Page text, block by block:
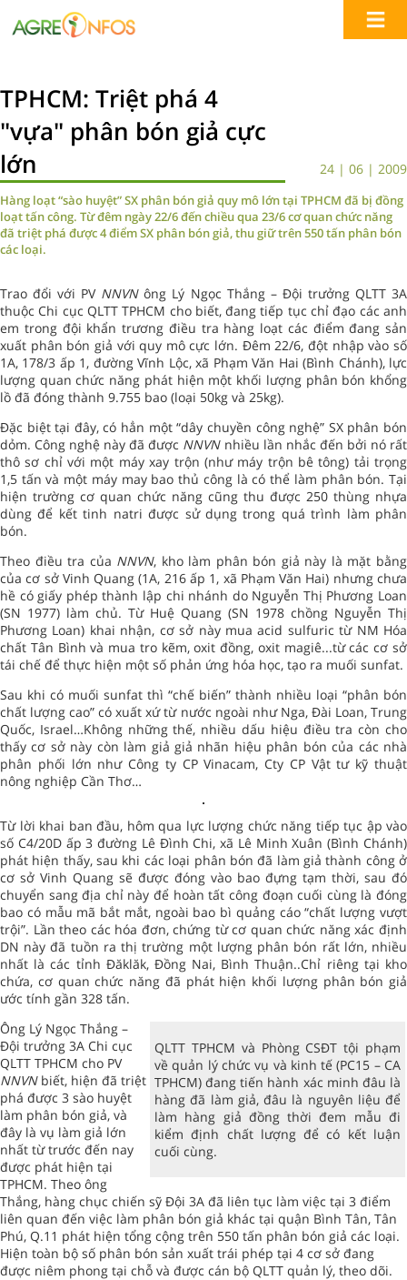
TPHCM: Triệt phá 4
"vựa" phân bón giả cực
lớn
24 | 06 | 2009
Hàng loạt “sào huyệt” SX phân bón giả quy mô lớn tại TPHCM đã bị đồng
loạt tấn công. Từ đêm ngày 22/6 đến chiều qua 23/6 cơ quan chức năng
đã triệt phá được 4 điểm SX phân bón giả, thu giữ trên 550 tấn phân bón
các loại.
Trao đổi với PV NNVNông Lý Ngọc Thắng – Đội trưởng QLTT 3A
thuộc Chi cục QLTT TPHCM cho biết, đang tiếp tục chỉ đạo các anh
em trong đội khẩn trương điều tra hàng loạt các điểm đang sản
xuất phân bón giả với quy mô cực lớn. Đêm 22/6, đột nhập vào số
1A, 178/3 ấp 1, đường Vĩnh Lộc, xã Phạm Văn Hai (Bình Chánh), lực
lượng quan chức năng phát hiện một khối lượng phân bón khổng
lồ đã đóng thành 9.755 bao (loại 50kg và 25kg).
Đặc biệt tại đây, có hẳn một “dây chuyền công nghệ” SX phân bón
dỏm. Công nghệ này đã được NNVN nhiều lần nhắc đến bởi nó rất
thô sơ chỉ với một máy xay trộn (như máy trộn bê tông) tải trọng
1,5 tấn và một máy may bao thủ công là có thể làm phân bón. Tại
hiện trường cơ quan chức năng cũng thu được 250 thùng nhựa
dùng để kết tinh natri được sử dụng trong quá trình làm phân
bón.
Theo điều tra của NNVN, kho làm phân bón giả này là mặt bằng
của cơ sở Vinh Quang (1A, 216 ấp 1, xã Phạm Văn Hai) nhưng chưa
hề có giấy phép thành lập chi nhánh do Nguyễn Thị Phương Loan
(SN 1977) làm chủ. Từ Huệ Quang (SN 1978 chồng Nguyễn Thị
Phương Loan) khai nhận, cơ sở này mua acid sulfuric từ NM Hóa
chất Tân Bình và mua tro kẽm, oxit đồng, oxit magiê...từ các cơ sở
tái chế để thực hiện một số phản ứng hóa học, tạo ra muối sunfat.
Sau khi có muối sunfat thì “chế biến” thành nhiều loại “phân bón
chất lượng cao” có xuất xứ từ nước ngoài như Nga, Đài Loan, Trung
Quốc, Israel…Không những thế, nhiều dấu hiệu điều tra còn cho
thấy cơ sở này còn làm giả giả nhãn hiệu phân bón của các nhà
phân phối lớn như Công ty CP Vinacam, Cty CP Vật tư kỹ thuật
nông nghiệp Cần Thơ…
Từ lời khai ban đầu, hôm qua lực lượng chức năng tiếp tục ập vào
số C4/20D ấp 3 đường Lê Đình Chi, xã Lê Minh Xuân (Bình Chánh)
phát hiện thấy, sau khi các loại phân bón đã làm giả thành công ở
cơ sở Vinh Quang sẽ được đóng vào bao đựng tạm thời, sau đó
chuyển sang địa chỉ này để hoàn tất công đoạn cuối cùng là đóng
bao có mẫu mã bắt mắt, ngoài bao bì quảng cáo “chất lượng vượt
trội”. Lần theo các hóa đơn, chứng từ cơ quan chức năng xác định
DN này đã tuồn ra thị trường một lượng phân bón rất lớn, nhiều
nhất là các tỉnh Đăklăk, Đồng Nai, Bình Thuận..Chỉ riêng tại kho
chứa, cơ quan chức năng đã phát hiện khối lượng phân bón giả
ước tính gần 328 tấn.
QLTT TPHCM và Phòng CSĐT tội phạm
về quản lý chức vụ và kinh tế (PC15 – CA
TPHCM) đang tiến hành xác minh đâu là
hàng đã làm giả, đâu là nguyên liệu để
làm hàng giả đồng thời đem mẫu đi
kiểm định chất lượng để có kết luận
cuối cùng.
Ông Lý Ngọc Thắng –
Đội trưởng 3A Chi cục
QLTT TPHCM cho PV
NNVNbiết, hiện đã triệt
phá được 3 sào huyệt
làm phân bón giả, và
đây là vụ làm giả lớn
nhất từ trước đến nay
được phát hiện tại
TPHCM. Theo ông
Thắng, hàng chục chiến sỹ Đội 3A đã liên tục làm việc tại 3 điểm
liên quan đến việc làm phân bón giả khác tại quận Bình Tân, Tân
Phú, Q.11 phát hiện tổng cộng trên 550 tấn phân bón giả các loại.
Hiện toàn bộ số phân bón sản xuất trái phép tại 4 cơ sở đang
được niêm phong tại chỗ và được cán bộ QLTT quản lý, theo dõi.